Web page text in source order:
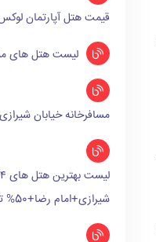
قیمت هتل آپارتمان
لیست هتل های مشهد
مسافرخانه خیابان شیرازی و
شیرازی+امام رضا+50% تخفیف